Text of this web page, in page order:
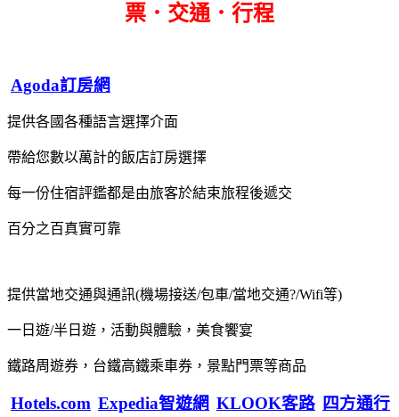
票．交通．行程
Agoda訂房網
提供各國各種語言選擇介面
帶給您數以萬計的飯店訂房選擇
每一份住宿評鑑都是由旅客於結束旅程後遞交
百分之百真實可靠
提供當地交通與通訊(機場接送/包車/當地交通?/Wifi等)
一日遊/半日遊，活動與體驗，美食饗宴
鐵路周遊券，台鐵高鐵乘車券，景點門票等商品
Hotels.com Expedia智遊網 KLOOK客路 四方通行